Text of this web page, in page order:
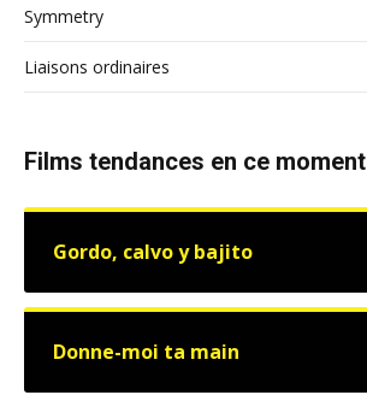
Symmetry
Liaisons ordinaires
Films tendances en ce moment
Gordo, calvo y bajito
Donne-moi ta main